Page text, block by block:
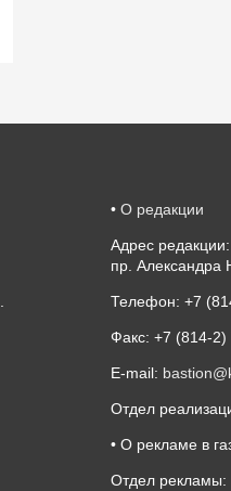
.
• О редакции
Адрес
пр. Александра
Телефон: +7
Факс: +7 (814-2)
E-mail:
Отдел
• О рекламе в
Отдел рекламы: